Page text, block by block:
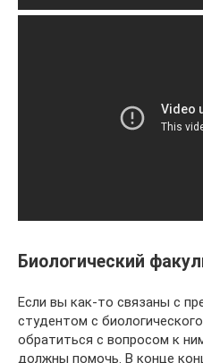
Биологический
Если вы как-то связаны с
студентом с
обратиться с вопросом к
должны помочь. В конце